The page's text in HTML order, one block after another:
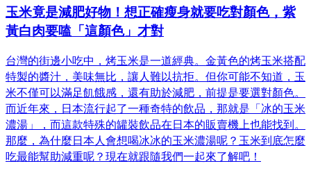
玉米竟是減肥好物！想正確瘦身就要吃對顏色，紫
黃白肉要嗑「這顏色」才對
台灣的街邊小吃中，烤玉米是一道經典。金黃色的烤玉米搭配
特製的醬汁，美味無比，讓人難以抗拒。但你可能不知道，玉
米不僅可以滿足飢餓感，還有助於減肥，前提是要選對顏色。
而近年來，日本流行起了一種奇特的飲品，那就是「冰的玉米
濃湯」，而這款特殊的罐裝飲品在日本的販賣機上也能找到。
那麼，為什麼日本人會想喝冰冰的玉米濃湯呢？玉米到底怎麼
吃最能幫助減重呢？現在就跟隨我們一起來了解吧！